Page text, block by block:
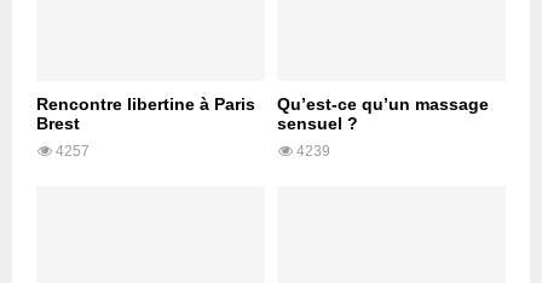
Rencontre libertine à Paris
Brest
4257
Qu’est-ce qu’un massage
sensuel ?
4239